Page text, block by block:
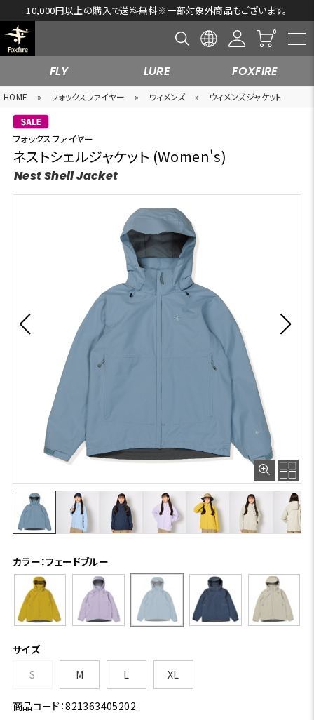
10,000円以上の購入で送料無料※一部対象外商品もございます。
FLY LURE FOXFIRE
HOME » フォックスファイヤー » ウィメンズ » ウィメンズジャケット
フォックスファイヤー
ネストシェルジャケット (Women's)
Nest Shell Jacket
カラー：フェードブルー
サイズ
S
M L XL
商品コード：821363405202